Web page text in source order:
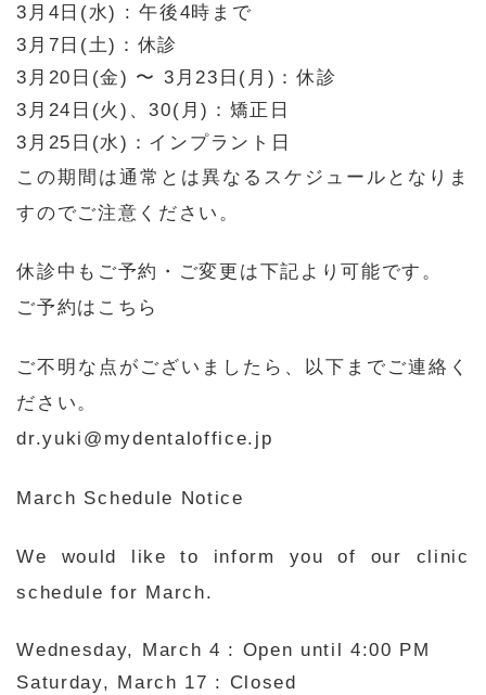
3月4日(水) : 午後4時まで
3月7日(土)：休診
3月20日(金) 〜 3月23日(月)：休診
3月24日(火)、30(月)：矯正日
3月25日(水)：インプラント日
この期間は通常とは異なるスケジュールとなりま
すのでご注意ください。
休診中もご予約・ご変更は下記より可能です。
ご予約はこちら
ご不明な点がございましたら、以下までご連絡く
ださい。
dr.yuki@mydentaloffice.jp
March Schedule Notice
We would like to inform you of our clinic
schedule for March.
Wednesday, March 4 : Open until 4:00 PM
Saturday, March 17 : Closed